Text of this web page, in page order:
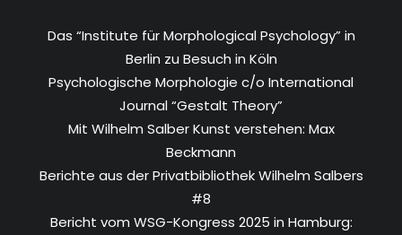
Das “Institute für Morphological Psychology” in
Berlin zu Besuch in Köln
Psychologische Morphologie c/o International
Journal “Gestalt Theory”
Mit Wilhelm Salber Kunst verstehen: Max
Beckmann
Berichte aus der Privatbibliothek Wilhelm Salbers
#8
Bericht vom WSG-Kongress 2025 in Hamburg: